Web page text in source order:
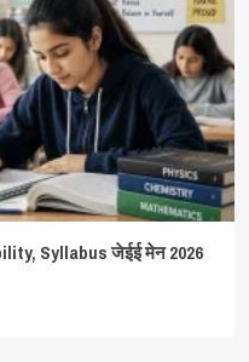
Syllabus जेईई मेन 2026